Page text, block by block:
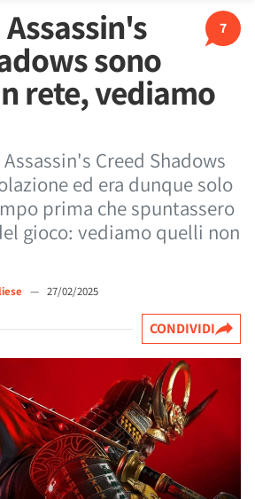
7
sono
rete, vediamo
Creed Shadows
ed era dunque solo
prima che spuntassero
gioco: vediamo quelli non
— 27/02/2025
CONDIVIDI